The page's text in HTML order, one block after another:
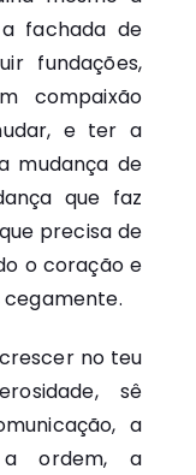
fachada de
fundações,
compaixão
e ter a
mudança de
que faz
precisa de
o coração e
cegamente.
no teu
sê
a
a ordem, a